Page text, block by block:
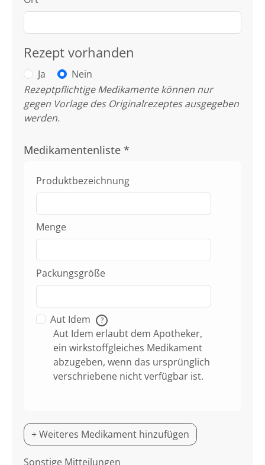
Rezept vorhanden
Ja
Nein
Rezeptpflichtige Medikamente können nur
gegen Vorlage des Originalrezeptes ausgegeben
werden.
Medikamentenliste *
Produktbezeichnung
Menge
Packungsgröße
Aut Idem ?
Aut Idem erlaubt dem Apotheker,
ein wirkstoffgleiches Medikament
abzugeben, wenn das ursprünglich
verschriebene nicht verfügbar ist.
+ Weiteres Medikament hinzufügen
Sonstige Mitteilungen